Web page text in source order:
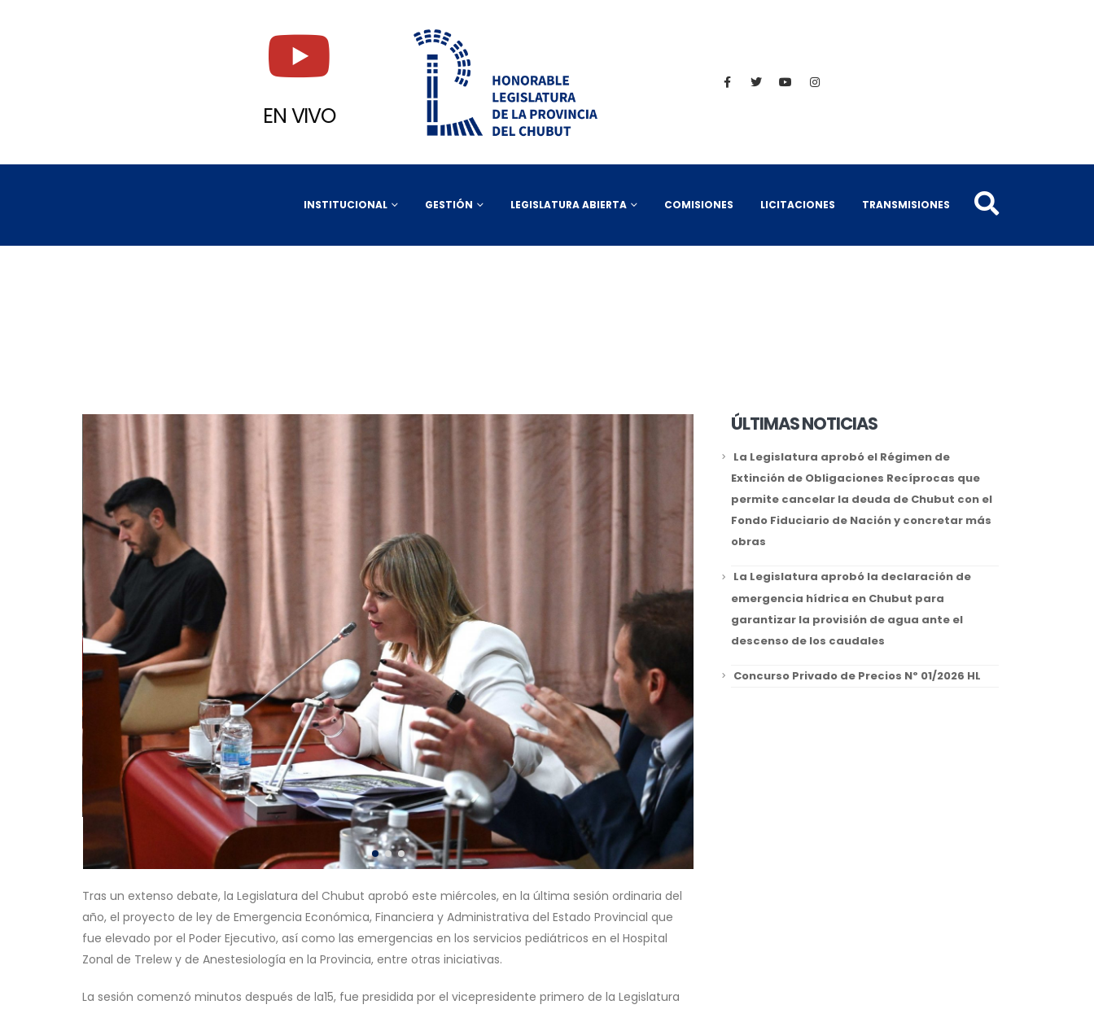
EN VIVO
INSTITUCIONAL GESTIÓN LEGISLATURA ABIERTA COMISIONES LICITACIONES TRANSMISIONES
Tras un extenso debate, la Legislatura del Chubut aprobó este miércoles, en la última sesión ordinaria del
año, el proyecto de ley de Emergencia Económica, Financiera y Administrativa del Estado Provincial que
fue elevado por el Poder Ejecutivo, así como las emergencias en los servicios pediátricos en el Hospital
Zonal de Trelew y de Anestesiología en la Provincia, entre otras iniciativas.
La sesión comenzó minutos después de la15, fue presidida por el vicepresidente primero de la Legislatura
ÚLTIMAS NOTICIAS
La Legislatura aprobó el Régimen de
Extinción de Obligaciones Recíprocas que
permite cancelar la deuda de Chubut con el
Fondo Fiduciario de Nación y concretar más
obras
La Legislatura aprobó la declaración de
emergencia hídrica en Chubut para
garantizar la provisión de agua ante el
descenso de los caudales
Concurso Privado de Precios Nº 01/2026 HL